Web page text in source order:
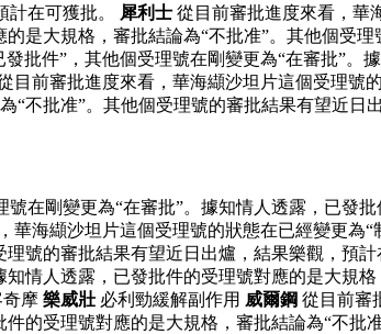
計在可獲批。
犀利士 從目前審批進度來看，華
是大規格，審批結論為“不批准”。其他個受
批件”，其他個受理號在剛變更為“在審批”。
前審批進度來看，華海纈沙坦片這個受理號
不批准”。其他個受理號的審批結果有望近日
在剛變更為“在審批”。據知情人透露，已發
海纈沙坦片這個受理號的狀態在已經變更為
號的審批結果有望近日出爐，結果樂觀，預
情人透露，已發批件的受理號對應的是大規
摩 樂威壯 必利勁緩解副作用 威爾鋼 從目前審
的受理號對應的是大規格，審批結論為“不批